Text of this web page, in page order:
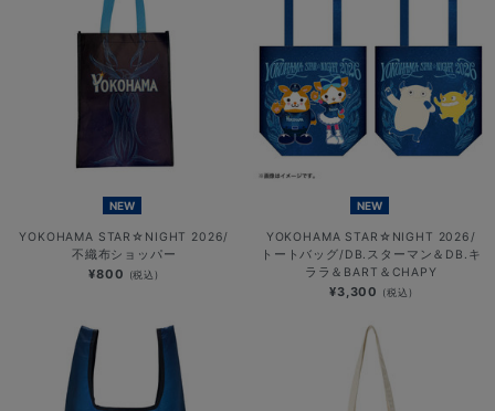
NEW
YOKOHAMA STAR☆NIGHT 2026/
不織布ショッパー
¥800 (税込)
NEW
YOKOHAMA STAR☆NIGHT 2026/
トートバッグ/DB.スターマン＆DB.キ
ララ＆BART＆CHAPY
¥3,300 (税込)